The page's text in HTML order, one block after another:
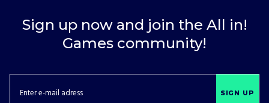
Sign up now and join the All in!
Games community!
SIGN UP